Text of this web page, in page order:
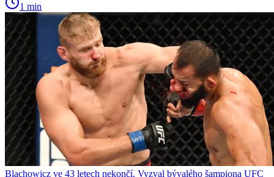
1 min
Blachowicz ve 43 letech nekončí. Vyzval bývalého šampiona UFC